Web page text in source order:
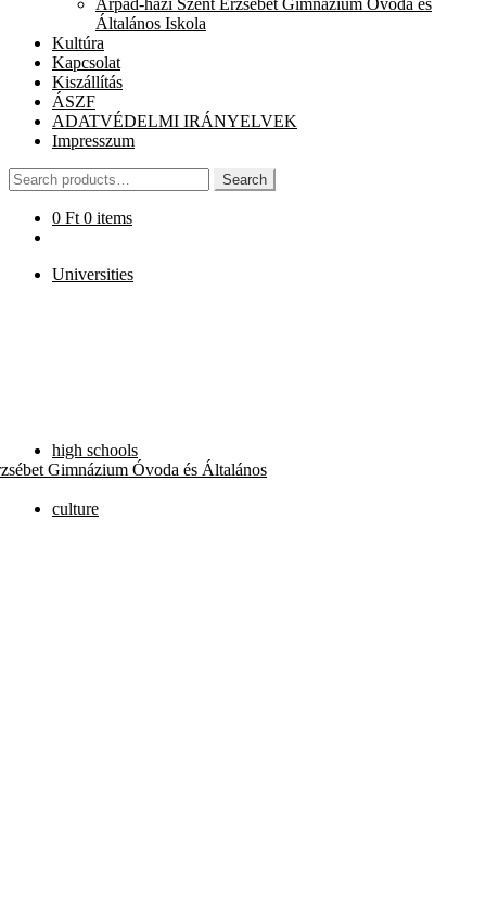
Árpád-házi Szent Erzsébet Gimnázium Óvoda és
Általános Iskola
Kultúra
Kapcsolat
Kiszállítás
ÁSZF
ADATVÉDELMI IRÁNYELVEK
Impresszum
Search
for:
Search
0 Ft 0 items
Universities
high schools
Gimnázium Óvoda és Általános
culture